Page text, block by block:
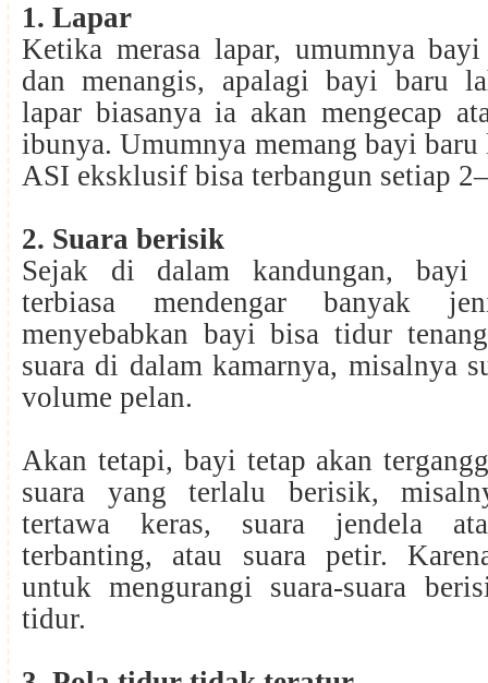
1. Lapar
Ketika merasa lapar, umumnya
dan menangis, apalagi bayi baru
lapar biasanya ia akan mengecap
ibunya. Umumnya memang bayi
ASI eksklusif bisa terbangun setiap
2. Suara berisik
Sejak di dalam kandungan, bayi
terbiasa mendengar banyak
menyebabkan bayi bisa tidur
suara di dalam kamarnya, misalnya
volume pelan.
Akan tetapi, bayi tetap akan
suara yang terlalu berisik,
tertawa keras, suara jendela
terbanting, atau suara petir.
untuk mengurangi suara-suara
tidur.